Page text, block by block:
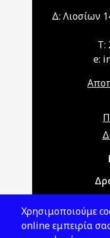
Δ: Λιοσίων
T:
e:
Main
Χρησιμοποιούμε
online εμπειρία